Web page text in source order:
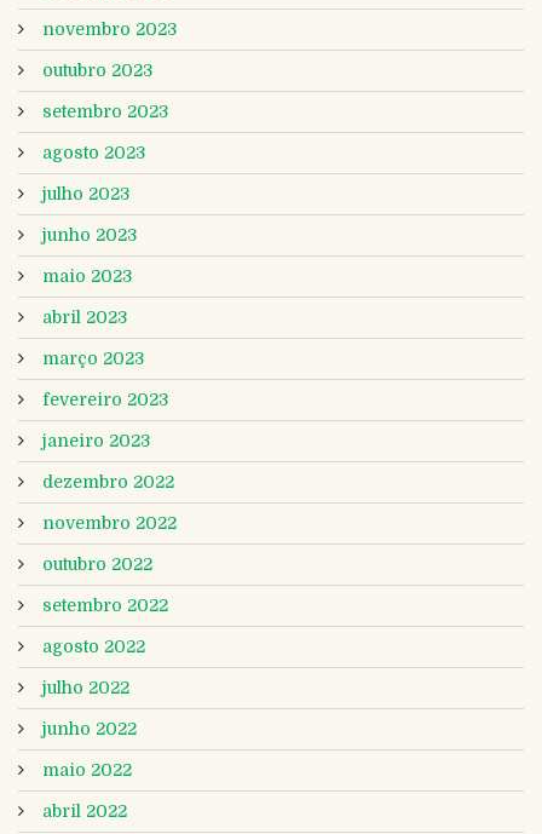
novembro 2023
outubro 2023
setembro 2023
agosto 2023
julho 2023
junho 2023
maio 2023
abril 2023
março 2023
fevereiro 2023
janeiro 2023
dezembro 2022
novembro 2022
outubro 2022
setembro 2022
agosto 2022
julho 2022
junho 2022
maio 2022
abril 2022